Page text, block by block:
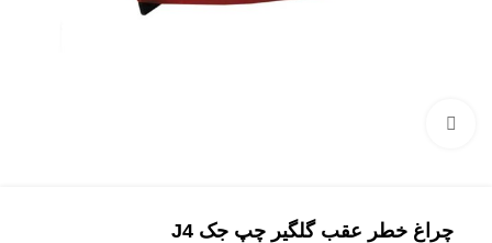
چراغ خطر عقب گلگیر چپ جک J4